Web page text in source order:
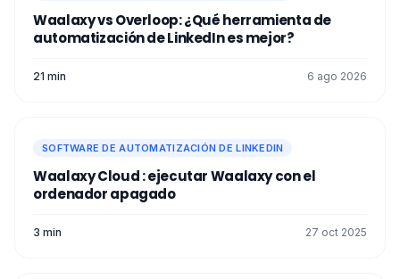
Waalaxy vs Overloop: ¿Qué herramienta de
automatización de LinkedIn es mejor?
21 min 6 ago 2026
SOFTWARE DE AUTOMATIZACIÓN DE LINKEDIN
Waalaxy Cloud : ejecutar Waalaxy con el
ordenador apagado
3 min 27 oct 2025